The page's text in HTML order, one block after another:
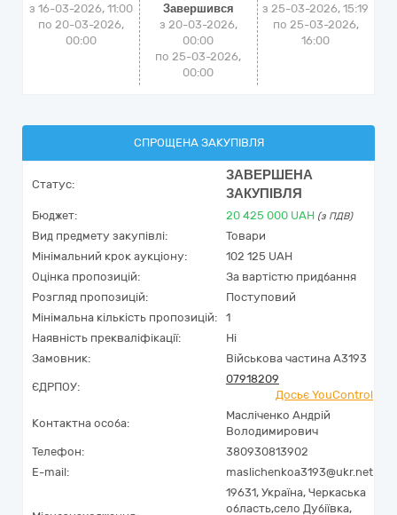
з 16-03-2026, 11:00
по 20-03-2026,
00:00
Завершився
з 20-03-2026,
00:00
по 25-03-2026,
00:00
з25-03-2026, 15:19
по 25-03-2026,
16:00
СПРОЩЕНА ЗАКУПІВЛЯ
Статус:
ЗАВЕРШЕНА
ЗАКУПІВЛЯ
Бюджет: 20 425 000 UAH (з ПДВ)
Вид предмету закупівлі:
Товари
Мінімальний крок аукціону:
102 125 UAH
Оцінка пропозицій:
За вартістю придбання
Розгляд пропозицій:
Поступовий
Мінімальна кількість пропозицій:
1
Наявність прекваліфікації:
Ні
Замовник:
Військова частина А3193
ЄДРПОУ:
07918209
Досьє YouControl
Контактна особа:
Масліченко Андрій
Володимирович
Телефон:
380930813902
E-mail:
maslichenkoa3193@ukr.net
19631, Україна, Черкаська
область,село Дубіївка,